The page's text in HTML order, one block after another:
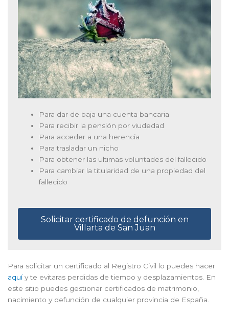
Para dar de baja una cuenta bancaria
Para recibir la pensión por viudedad
Para acceder a una herencia
Para trasladar un nicho
Para obtener las ultimas voluntades del fallecido
Para cambiar la titularidad de una propiedad del
fallecido
Solicitar certificado de defunción en
Villarta de San Juan
Para solicitar un certificado al Registro Civil lo puedes hacer
aquíy te evitaras perdidas de tiempo y desplazamientos. En
este sitio puedes gestionar certificados de matrimonio,
nacimiento y defunción de cualquier provincia de España.